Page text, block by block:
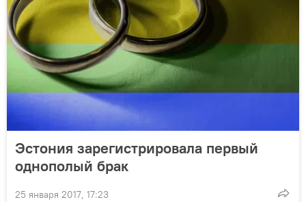
Эстония зарегистрировала первый
однополый брак
25 января 2017, 17:23